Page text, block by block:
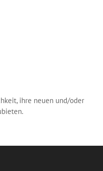
ihre neuen und/oder